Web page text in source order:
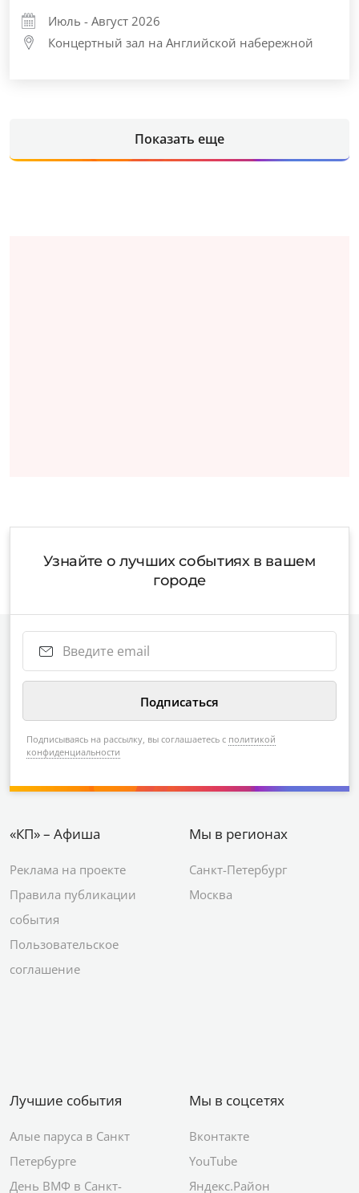
Июль - Август 2026
Концертный зал на Английской набережной
Показать еще
Узнайте о лучших событиях в вашем
городе
Подписываясь на рассылку, вы соглашаетесь с политикой
конфиденциальности
«КП» – Афиша
Реклама на проекте
Правила публикации
события
Пользовательское
соглашение
Мы в регионах
Санкт-Петербург
Москва
Лучшие события
Алые паруса в Санкт
Петербурге
День ВМФ в Санкт-
Мы в соцсетях
Вконтакте
YouTube
Яндекс.Район